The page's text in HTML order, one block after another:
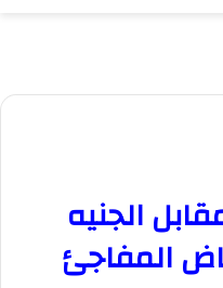
الجنيه
المفاجئ